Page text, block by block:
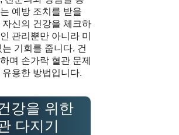
예방 조치를 받을
신의 건강을 체크하
관리뿐만 아니라 미
기회를 줍니다. 건
며 손가락 혈관 문제
용한 방법입니다.
강을 위한
다지기